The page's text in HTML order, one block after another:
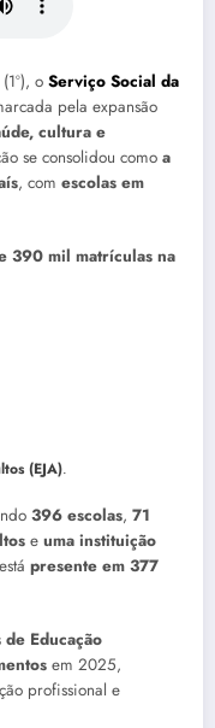
o Serviço Social da
pela expansão
cultura e
se consolidou como a
, com escolas em
390 mil matrículas na
(EJA).
396 escolas, 71
e uma instituição
presente em 377
Educação
em 2025,
profissional e